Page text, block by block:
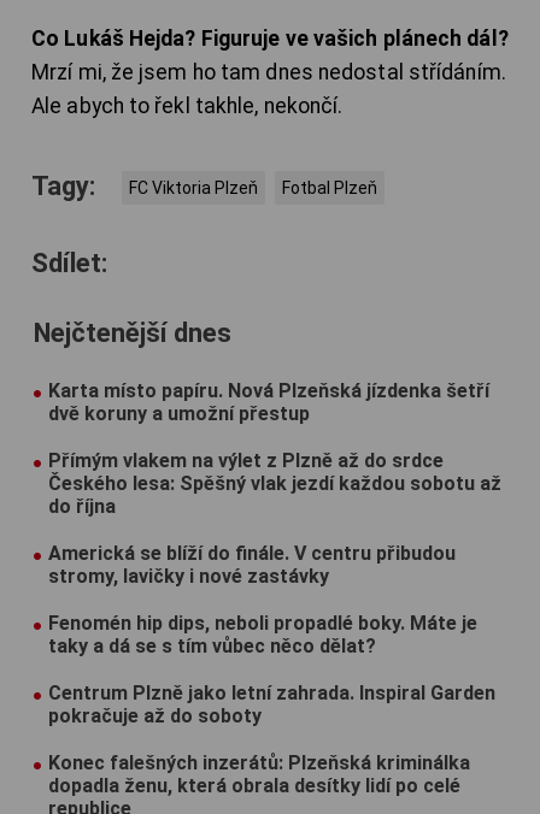
Co Lukáš Hejda? Figuruje ve vašich plánech dál?
Mrzí mi, že jsem ho tam dnes nedostal střídáním.
Ale abych to řekl takhle, nekončí.
Tagy: FC Viktoria Plzeň Fotbal Plzeň
Sdílet:
Nejčtenější dnes
Karta místo papíru. Nová Plzeňská jízdenka šetří
dvě koruny a umožní přestup
Přímým vlakem na výlet z Plzně až do srdce
Českého lesa: Spěšný vlak jezdí každou sobotu až
do října
Americká se blíží do finále. V centru přibudou
stromy, lavičky i nové zastávky
Fenomén hip dips, neboli propadlé boky. Máte je
taky a dá se s tím vůbec něco dělat?
Centrum Plzně jako letní zahrada. Inspiral Garden
pokračuje až do soboty
Konec falešných inzerátů: Plzeňská kriminálka
dopadla ženu, která obrala desítky lidí po celé
republice